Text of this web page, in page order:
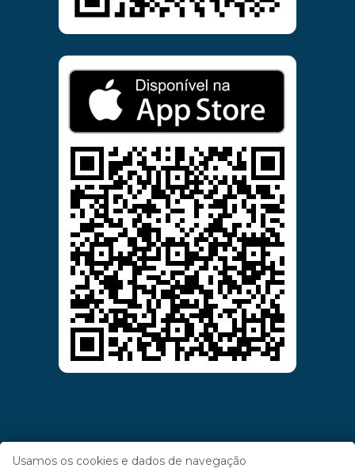
Usamos os cookies e dados de navegação